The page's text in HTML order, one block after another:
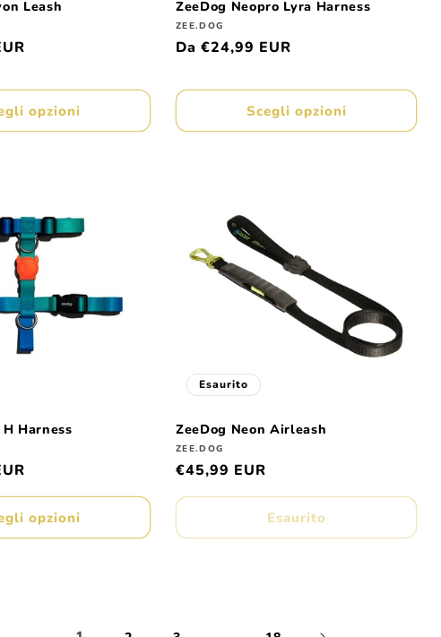
Leash
opzioni
ZeeDog Neopro Lyra Harness
Produttore:
ZEE.DOG
Prezzo
listino
Da €24,99 EUR
Scegli opzioni
Harness
opzioni
Esaurito
ZeeDog Neon Airleash
Produttore:
ZEE.DOG
Prezzo
di
€45,99 EUR
Esaurito